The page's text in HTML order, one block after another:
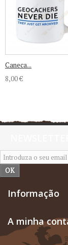
Caneca...
8,00 €
OK
Informação
A minha